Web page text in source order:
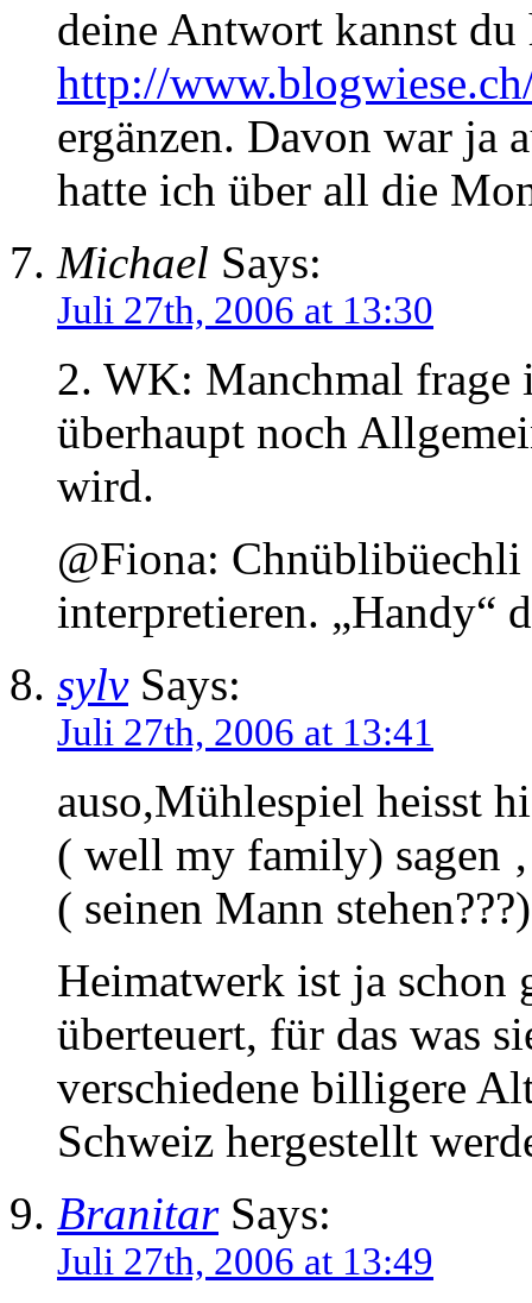
deine Antwort kannst
http://
ergänzen. Davon war ja
hatte ich über all die
Michael Says:
Juli 27th, 2006 at 13:30
2. WK: Manchmal frage
überhaupt noch
wird.
@Fiona:
interpretieren. „Handy“
sylvSays:
Juli 27th, 2006 at 13:41
auso,Mühlespiel heisst
( well my family) sagen
( seinen Mann stehen???)
Heimatwerk ist ja schon
überteuert, für das was
verschiedene billigere
Schweiz hergestellt
BranitarSays:
Juli 27th, 2006 at 13:49